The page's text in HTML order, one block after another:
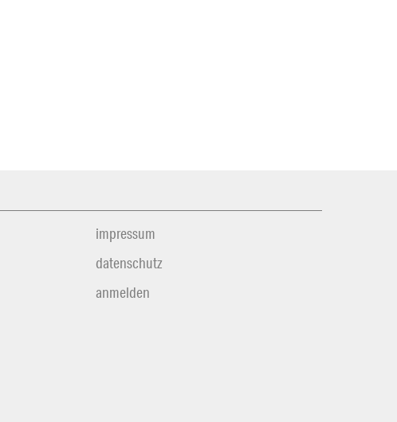
impressum
datenschutz
anmelden